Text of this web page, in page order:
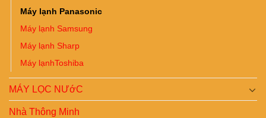
Máy lạnh Panasonic
Máy lạnh Samsung
Máy lạnh Sharp
Máy lạnhToshiba
MÁY LỌC NƯớC
Nhà Thông Minh